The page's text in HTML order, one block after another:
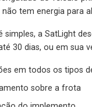
tem energia para
simples, a SatLight
30 dias, ou em sua
em todos os tipos
sobre a frota
do implemento